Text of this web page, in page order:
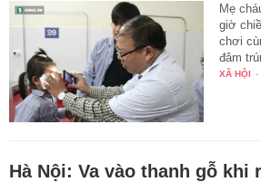
Mẹ
giờ
chơi
đâm
XÃ HỘI -
Hà Nội: Va vào thanh gỗ khi